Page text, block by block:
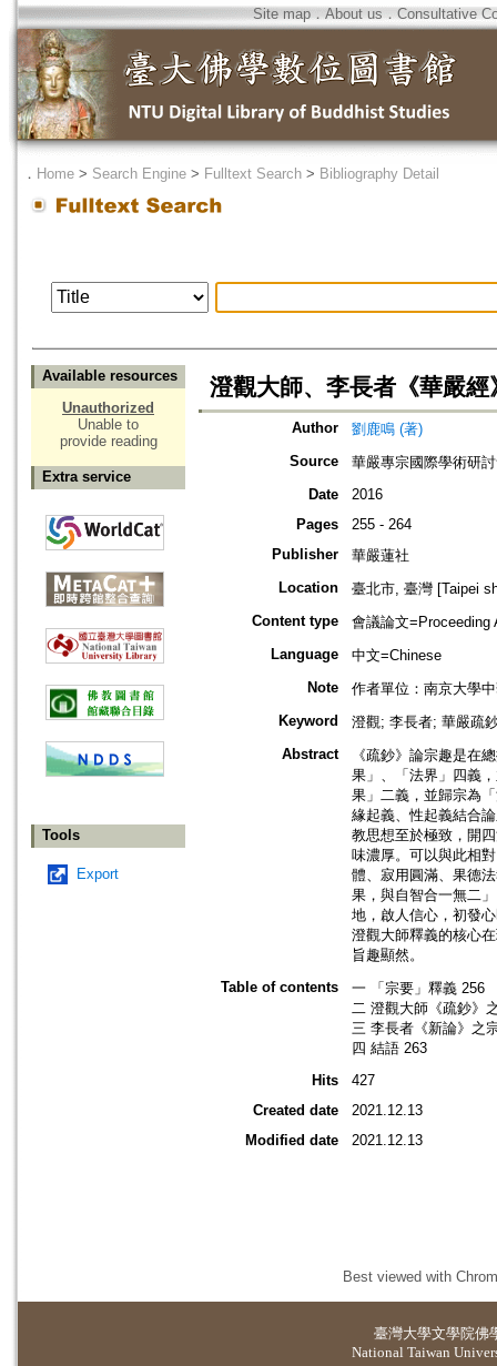
Site map．About us ． Consultative
． Home > Search Engine > Fulltext Search > Bibliography Detail
Available resources
Unauthorized
Unable to
provide reading
Extra service
Tools
Export
澄觀大師、李長者《華嚴
Author
劉鹿鳴 (著)
Source
華嚴專宗國際學術研
Date
2016
Pages
255 - 264
Publisher
華嚴蓮社
Location
臺北市, 臺灣 [Taipei
Content type
會議論文=Proceeding
Language
中文=Chinese
Note
作者單位：南京大學
Keyword
澄觀; 李長者; 華嚴疏
Abstract
《疏鈔》論宗趣是在
果」、「法界」四義
果」二義，並歸宗為
緣起義、性起義結合
教思想至於極致，開
味濃厚。可以與此相
體、寂用圓滿、果德
果，與自智合一無二
地，啟人信心，初發
澄觀大師釋義的核心
旨趣顯然。
Table of contents
一 「宗要」釋義 256
二 澄觀大師《疏鈔》
三 李長者《新論》之
四 結語 263
Hits
427
Created date
2021.12.13
Modified date
2021.12.13
Best viewed with
臺灣大學文學院佛
National Taiwan